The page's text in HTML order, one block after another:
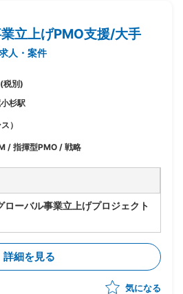
立上げPMO支援/大手
人・案件
税別)
杉駅
）
/ 指揮型PMO / 戦略
ローバル事業立上げプロジェクト
と進捗管理、アイデアのとりま
の英語によるコミュニケーション
詳細を見る
気になる